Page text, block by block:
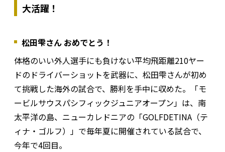
大活躍！
松田雫さん おめでとう！
体格のいい外人選手にも負けない平均飛距離210ヤー
ドのドライバーショットを武器に、松田雫さんが初め
て挑戦した海外の試合で、勝利を手中に収めた。「モ
ービルサウスパシフィックジュニアオープン」は、南
太平洋の島、ニューカレドニアの「GOLFDETINA（テ
ィナ・ゴルフ）」で毎年夏に開催されている試合で、
今年で4回目。